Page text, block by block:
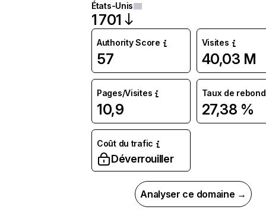
États-Unis
1 701
Authority Score
57
Visites
40,03 M
Pages/Visites
10,9
Taux de rebond
27,38 %
Coût du trafic
Déverrouiller
Analyser ce domaine →